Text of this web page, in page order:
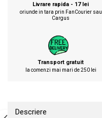
Livrare rapida - 17 lei
oriunde in tara prin FanCourier sau
Cargus
Transport gratuit
la comenzi mai mari de 250 lei
Descriere